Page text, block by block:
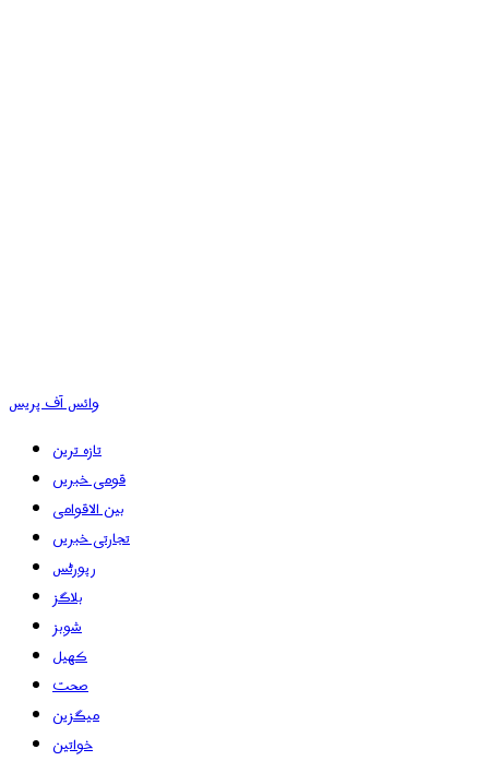
وائس آف پریس
تازہ ترین
قومی خبریں
بین الاقوامی
تجارتی خبریں
رپورٹس
بلاگز
شوبز
کھیل
صحت
میگزین
خواتین